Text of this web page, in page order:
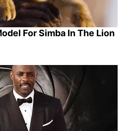
For Simba In The Lion